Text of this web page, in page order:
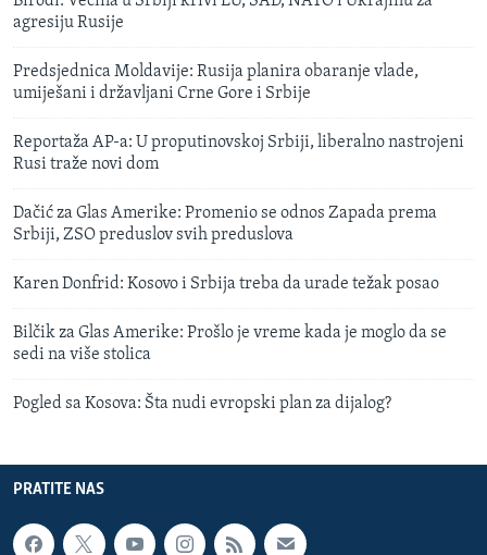
agresiju Rusije
Predsjednica Moldavije: Rusija planira obaranje vlade,
umiješani i državljani Crne Gore i Srbije
Reportaža AP-a: U proputinovskoj Srbiji, liberalno nastrojeni
Rusi traže novi dom
Dačić za Glas Amerike: Promenio se odnos Zapada prema
Srbiji, ZSO preduslov svih preduslova
Karen Donfrid: Kosovo i Srbija treba da urade težak posao
Bilčik za Glas Amerike: Prošlo je vreme kada je moglo da se
sedi na više stolica
Pogled sa Kosova: Šta nudi evropski plan za dijalog?
PRATITE NAS